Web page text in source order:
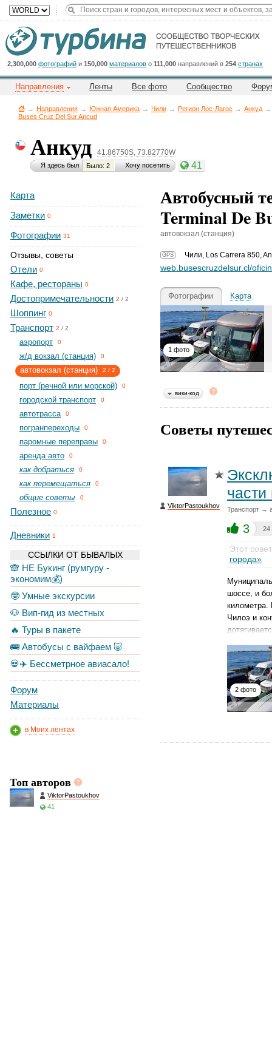
2,300,000 фотографий и 150,000 материалов о 111,000 направлений в 254 странах
Направления Ленты Все фото Сообщество
→ Направления → Южная Америка → Чили → Регион Лос-Лагос → Анкуд →
Buses Cruz Del Sur Ancud
Анкуд 41.86750S, 73.82770W
Я здесь был Было: 2 Хочу посетить 41
Карта
Заметки 0
Фотографии 31
Отзывы, советы
Отели 0
Кафе, рестораны 0
Достопримечательности 2 / 2
Шоппинг 0
Транспорт 2 / 2
aэропорт 0
ж/д вокзал (станция) 0
автовокзал (станция) 2 / 2
порт (речной или морской) 0
городской транспорт 0
автотрасса 0
погранпереходы 0
паромные переправы 0
аренда авто 0
как добраться 0
как перемещаться 0
общие советы 0
Полезное 0
Дневники 1
ССЫЛКИ ОТ БЫВАЛЫХ
🙈 НЕ Букинг (румгуру -
экономим💰)
🤓 Умные экскурсии
🐶 Вип-гид из местных
🔥 Туры в пакете
🚌 Автобусы с вайфаем 🐷
💀✈️ Бессметрное авиасало!
Форум
Материалы
в Моих лентах
Топ авторов
ViktorPastoukhov
41
Автобусный
Terminal De
автовокзал (станция)
GPS Чили, Los Carrera 850,
web.busescruzdelsur.cl/
Фотографии Карта
1 фото
вики-код
Советы
ViktorPastoukhov
части
Транспорт →
3 24
Этот
города»
шоссе, и
Чилоэ и
2 фото
Cейчас
на
сайте:
Title
Button